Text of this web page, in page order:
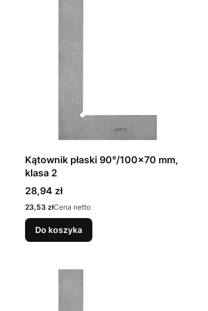
Kątownik płaski 90°/100x70 mm,
klasa 2
Cena
28,94 zł
Cena
23,53 złCena netto
Do koszyka